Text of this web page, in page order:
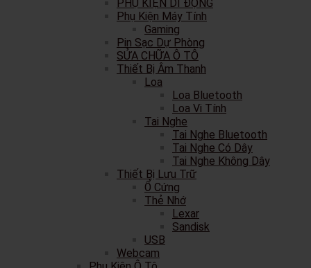
PHỤ KIỆN DI ĐỘNG
Phụ Kiện Máy Tính
Gaming
Pin Sạc Dự Phòng
SỬA CHỮA Ô TÔ
Thiết Bị Âm Thanh
Loa
Loa Bluetooth
Loa Vi Tính
Tai Nghe
Tai Nghe Bluetooth
Tai Nghe Có Dây
Tai Nghe Không Dây
Thiết Bị Lưu Trữ
Ổ Cứng
Thẻ Nhớ
Lexar
Sandisk
USB
Webcam